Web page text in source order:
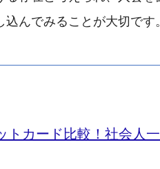
んでみることが大切です。
トカード比較！社会人